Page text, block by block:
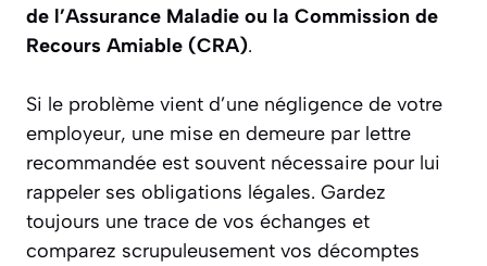
de l’Assurance Maladie ou la Commission de
Recours Amiable (CRA).
Si le problème vient d’une négligence de votre
employeur, une mise en demeure par lettre
recommandée est souvent nécessaire pour lui
rappeler ses obligations légales. Gardez
toujours une trace de vos échanges et
comparez scrupuleusement vos décomptes